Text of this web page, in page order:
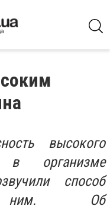
высокого
в организме
способ
Об